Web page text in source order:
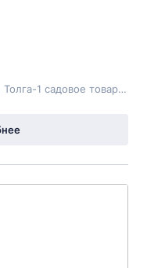
Ярославская область, Ярославль, Толга-1 садовое товарищество, д.20